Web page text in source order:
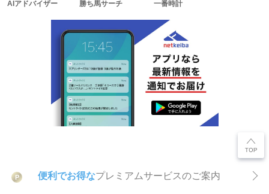
AIアドバイザー 勝ち馬サーチ 一番時計
P 便利でお得なプレミアムサービスのご案内